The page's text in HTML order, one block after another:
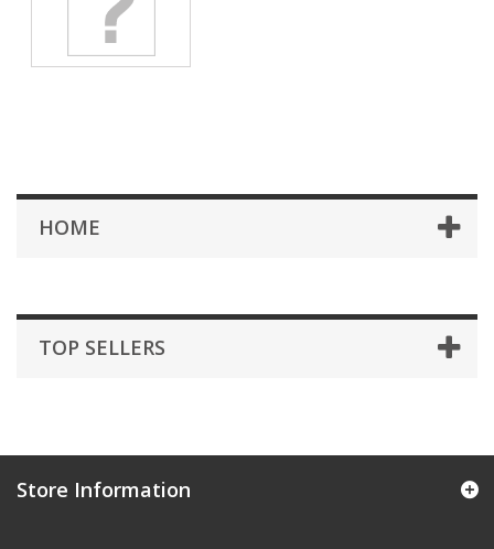
HOME
TOP SELLERS
Store Information